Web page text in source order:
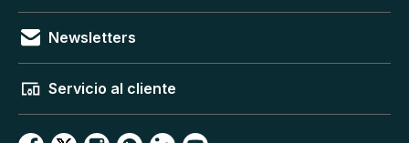
Newsletters
Servicio al cliente